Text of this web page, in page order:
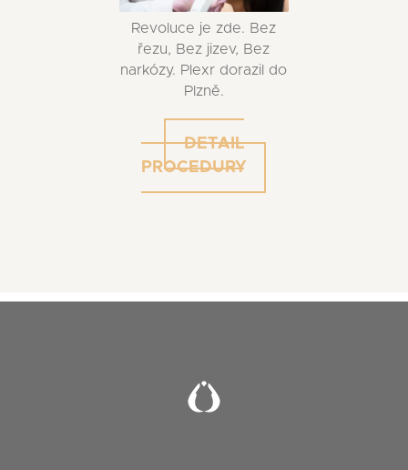
Revoluce je zde. Bez
řezu, Bez jizev, Bez
narkózy. Plexr dorazil do
Plzně.
DETAIL
PROCEDURY